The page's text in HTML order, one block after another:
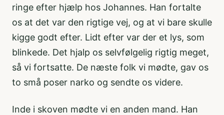
ringe efter hjælp hos Johannes. Han fortalte
os at det var den rigtige vej, og at vi bare skulle
kigge godt efter. Lidt efter var der et lys, som
blinkede. Det hjalp os selvfølgelig rigtig meget,
så vi fortsatte. De næste folk vi mødte, gav os
to små poser narko og sendte os videre.
Inde i skoven mødte vi en anden mand. Han